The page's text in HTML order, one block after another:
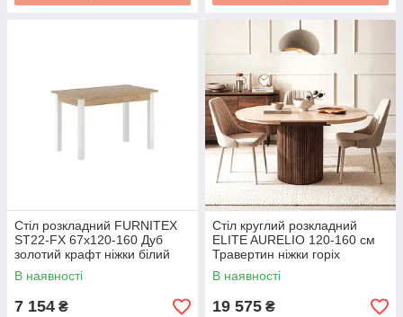
Стіл розкладний FURNITEX
ST22-FX 67x120-160 Дуб
золотий крафт ніжки білий
В наявності
7 154 ₴
Стіл круглий розкладний
ELITE AURELIO 120-160 см
Травертин ніжки горіх
ME.AURELIO/TRAW/O/S
В наявності
19 575 ₴